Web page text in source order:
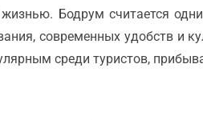
Бодрум считается
современных удобств и
среди туристов,